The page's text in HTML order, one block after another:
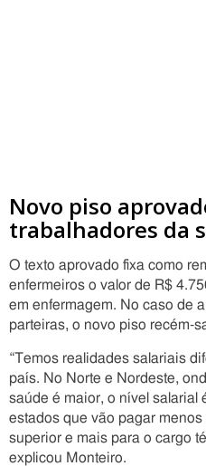
Novo piso
trabalhadores da
O texto aprovado fixa como
enfermeiros o valor de R$
em enfermagem. No caso de
parteiras, o novo piso recém-
“Temos realidades salariais
país. No Norte e Nordeste,
saúde é maior, o nível salarial
estados que vão pagar menos
superior e mais para o cargo
explicou Monteiro.